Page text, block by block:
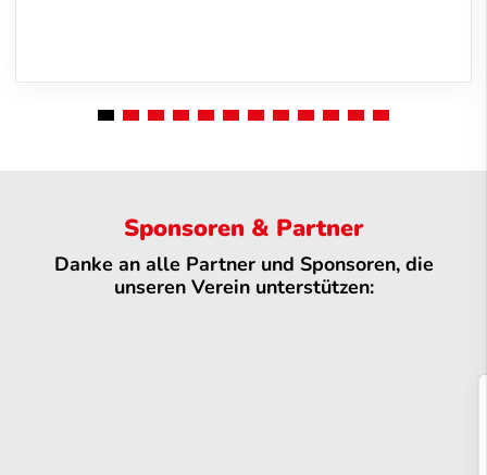
Sponsoren & Partner
Danke an alle Partner und Sponsoren, die
unseren Verein unterstützen: